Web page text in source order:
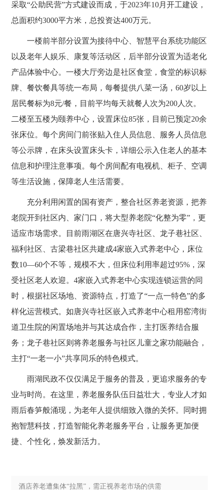
采取“公助民营”方式建设而成，于2023年10月开工建设，
总面积约3000平方米，总投资达400万元。
一楼前半部分设置为接待中心、智慧平台系统功能区
以及老年人娱乐、康复等活动区，后半部分设置为适老化
产品体验中心。一楼大厅旁边是社区食堂，食堂的标识标
牌、餐饮餐具等统一布局，每餐提供八菜一汤，60岁以上
居民餐标为8元/餐，目前平均每天就餐人次为200人次。
二楼至五楼为颐养中心，设置床位85张，目前已预定20余
张床位。每个房间门前张贴入住人员信息、服务人员信息
等公示牌，在床头设置床头卡，详细公示入住老人的基本
信息和护理注意事项。每个房间配有电视机、柜子、空调
等生活设施，保障老人生活需要。
充分利用闲置的国有资产，整合社区养老资源，把养
老院开到社区内、家门口，将大型养老院“化整为零”，更
适应市场需求。目前雨湖区在唐兴寺社区、龙子巷社区、
福利社区、古梁巷社区共建成4家嵌入式养老中心，床位
数10—60个不等，规模不大，但床位利用率超过95%，深
受社区老人欢迎。4家嵌入式养老中心实现连锁运营的同
时，根据社区场地、资源特点，打造了“一点一特色”的多
样化运营模式。如唐兴寺社区嵌入式养老中心租用窑湾街
道卫生院的闲置场地并与其达成合作，主打医养结合服
务；龙子巷社区则将养老服务与社区儿童之家功能融合，
主打“一老一小”共享同乐的特色模式。
雨湖民政不仅仅满足于服务的普及，更追求服务的专
业与时尚。在这里，养老服务队伍日益壮大，专业人才如
雨后春笋般涌现，为老年人提供细致入微的关怀。同时拥
抱智慧科技，打造智能化养老服务平台，让服务更加便
捷、个性化，焕发新活力。
酒店养老遭集体“拉黑”，需正视养老市场的供需